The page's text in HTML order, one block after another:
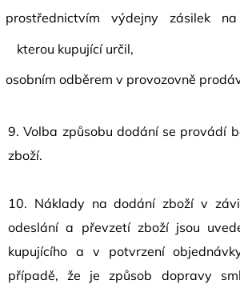
prostřednictvím výdejny zásilek
kterou kupující určil,
osobním odběrem v provozovně
9.Volba způsobu dodání se provádí
zboží.
10. Náklady na dodání zboží v
odeslání a převzetí zboží jsou
kupujícího a v potvrzení
případě, že je způsob dopravy